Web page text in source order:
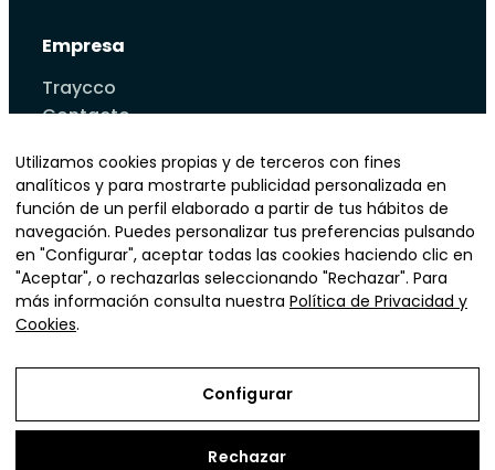
Empresa
Traycco
Contacto
Casos de éxito
Blog
Servicios
Sectores
Teléfono
902 40 40 32
Email
Dirección
Laguna de marquesado 24J, 28021 Madrid
Alcalà Galiano 37, 08940 Cornellá de Llobregat
Utilizamos cookies propias y de terceros con fines
analíticos y para mostrarte publicidad personalizada en
función de un perfil elaborado a partir de tus hábitos de
navegación. Puedes personalizar tus preferencias pulsando
en "Configurar", aceptar todas las cookies haciendo clic en
"Aceptar", o rechazarlas seleccionando "Rechazar". Para
más información consulta nuestra Política de Privacidad y
Cookies.
Configurar
Rechazar